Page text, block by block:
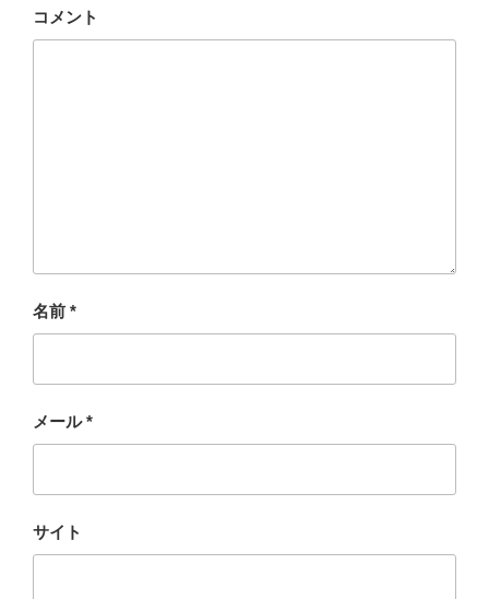
コメント
名前 *
メール*
サイト